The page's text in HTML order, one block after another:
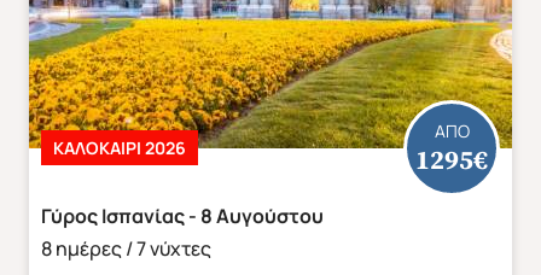
Γύρος Ισπανίας - 8 Αυγούστου
8 ημέρες / 7 νύχτες
ΑΠΟ
1295€
ΚΑΛΟΚΑΙΡΙ 2026